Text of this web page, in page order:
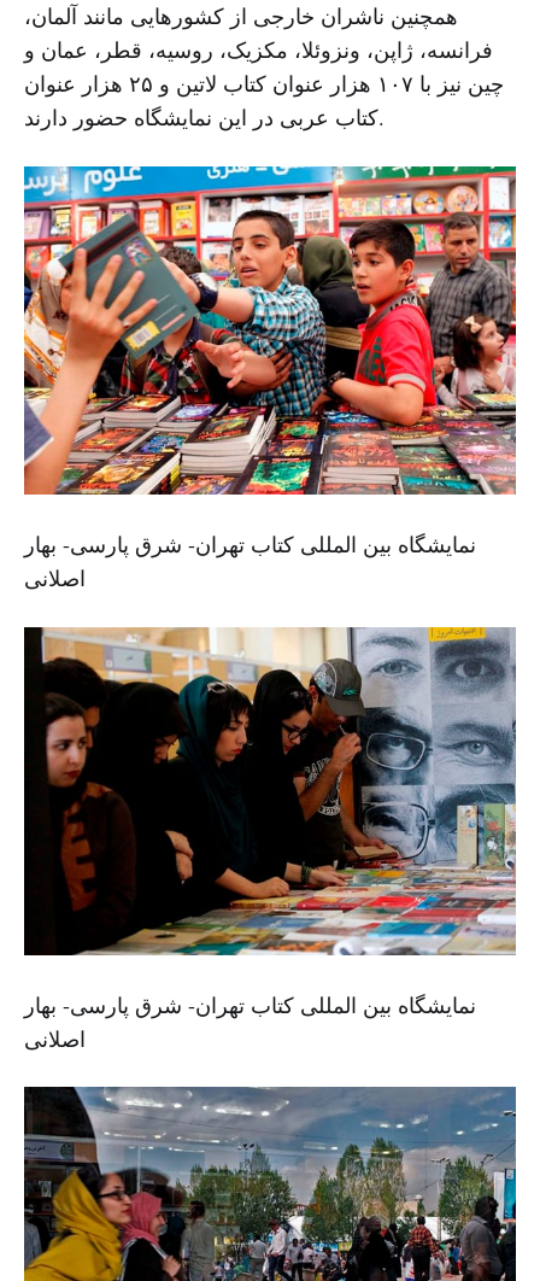
همچنین ناشران خارجی از کشورهایی مانند آلمان،
فرانسه، ژاپن، ونزوئلا، مکزیک، روسیه، قطر، عمان و
چین نیز با ۱۰۷ هزار عنوان کتاب لاتین و ۲۵ هزار عنوان
کتاب عربی در این نمایشگاه حضور دارند.
نمایشگاه بین المللی کتاب تهران- شرق پارسی- بهار
اصلانی
نمایشگاه بین المللی کتاب تهران- شرق پارسی- بهار
اصلانی